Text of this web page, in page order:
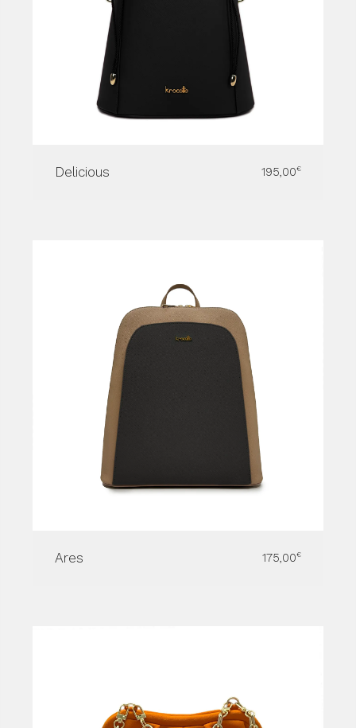
Delicious 195,00€
Ares 175,00€